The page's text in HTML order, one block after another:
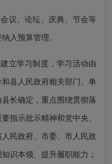
议、论坛、庆典、节会等
入预算管理。
立学习制度，学习活动由
县人民政府相关部门、单
长确定，重点围绕贯彻落
指示批示精神和党中央、
民政府、市委、市人民政
识本领、提升履职能力；